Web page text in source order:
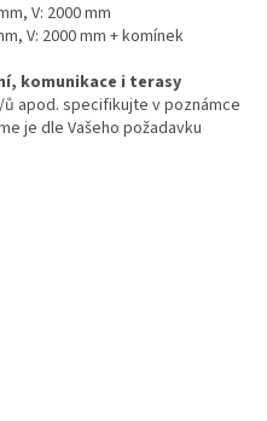
V: 2000 mm
V: 2000 mm + komínek
komunikace i terasy
apod. specifikujte v poznámce
je dle Vašeho požadavku